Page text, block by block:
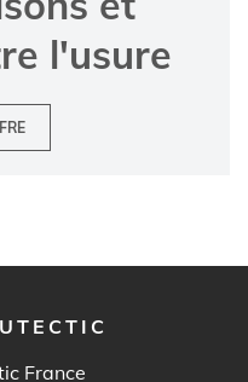
l'usure
France